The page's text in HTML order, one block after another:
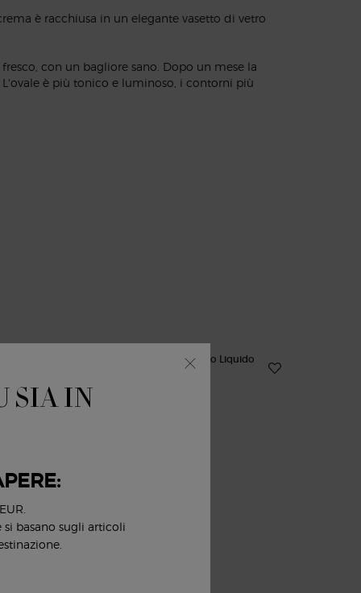
è racchiusa in un elegante vasetto di vetro
con un bagliore sano. Dopo un mese la
è più tonico e luminoso, i contorni più
SIA IN
si basano sugli articoli